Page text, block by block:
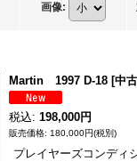
画像:
Martin 1997 D-18 [中
180,000円(税別)
税込: 198,000円
プレイヤーズコンディ